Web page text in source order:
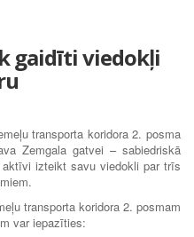
gaidīti viedokļi
transporta koridora 2. posma
Zemgala gatvei – sabiedriskā
izteikt savu viedokli par trīs
transporta koridora 2. posmam
var iepazīties: